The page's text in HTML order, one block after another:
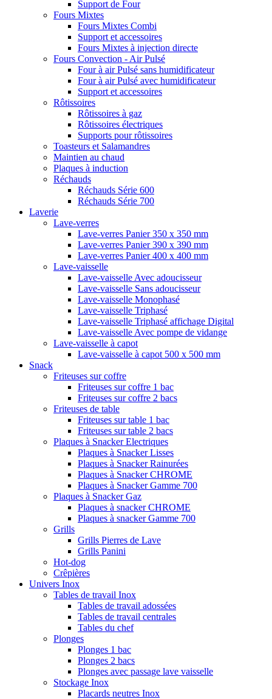
Support de Four
Fours Mixtes
Fours Mixtes Combi
Support et accessoires
Fours Mixtes à injection directe
Fours Convection - Air Pulsé
Four à air Pulsé sans humidificateur
Four à air Pulsé avec humidificateur
Support et accessoires
Rôtissoires
Rôtissoires à gaz
Rôtissoires électriques
Supports pour rôtissoires
Toasteurs et Salamandres
Maintien au chaud
Plaques à induction
Réchauds
Réchauds Série 600
Réchauds Série 700
Laverie
Lave-verres
Lave-verres Panier 350 x 350 mm
Lave-verres Panier 390 x 390 mm
Lave-verres Panier 400 x 400 mm
Lave-vaisselle
Lave-vaisselle Avec adoucisseur
Lave-vaisselle Sans adoucisseur
Lave-vaisselle Monophasé
Lave-vaisselle Triphasé
Lave-vaisselle Triphasé affichage Digital
Lave-vaisselle Avec pompe de vidange
Lave-vaisselle à capot
Lave-vaisselle à capot 500 x 500 mm
Snack
Friteuses sur coffre
Friteuses sur coffre 1 bac
Friteuses sur coffre 2 bacs
Friteuses de table
Friteuses sur table 1 bac
Friteuses sur table 2 bacs
Plaques à Snacker Electriques
Plaques à Snacker Lisses
Plaques à Snacker Rainurées
Plaques à Snacker CHROME
Plaques à Snacker Gamme 700
Plaques à Snacker Gaz
Plaques à snacker CHROME
Plaques à snacker Gamme 700
Grills
Grills Pierres de Lave
Grills Panini
Hot-dog
Crêpières
Univers Inox
Tables de travail Inox
Tables de travail adossées
Tables de travail centrales
Tables du chef
Plonges
Plonges 1 bac
Plonges 2 bacs
Plonges avec passage lave vaisselle
Stockage Inox
Placards neutres Inox